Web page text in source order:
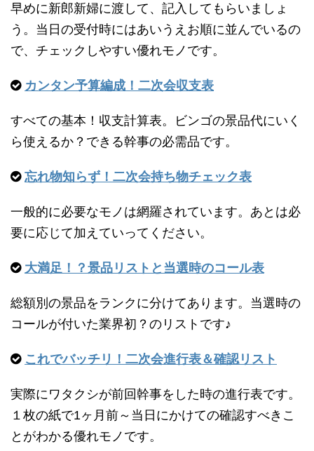
早めに新郎新婦に渡して、記入してもらいましょ
う。当日の受付時にはあいうえお順に並んでいるの
で、チェックしやすい優れモノです。
カンタン予算編成！二次会収支表
すべての基本！収支計算表。ビンゴの景品代にいく
ら使えるか？できる幹事の必需品です。
忘れ物知らず！二次会持ち物チェック表
一般的に必要なモノは網羅されています。あとは必
要に応じて加えていってください。
大満足！？景品リストと当選時のコール表
総額別の景品をランクに分けてあります。当選時の
コールが付いた業界初？のリストです♪
これでバッチリ！二次会進行表＆確認リスト
実際にワタクシが前回幹事をした時の進行表です。
１枚の紙で1ヶ月前～当日にかけての確認すべきこ
とがわかる優れモノです。